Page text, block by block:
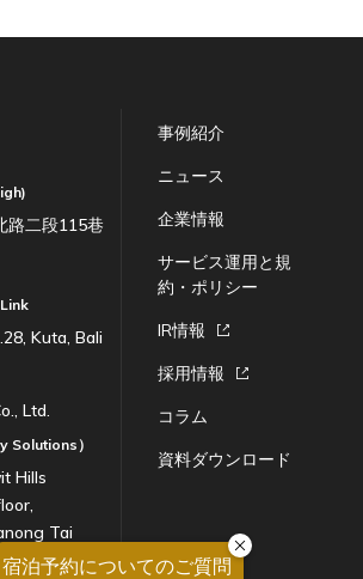
路二段115巷
Kuta, Bali
Ltd.
Solutions）
Hills
Tai
District,
事例紹介
ニュース
企業情報
サービス運用と規
約・ポリシー
IR情報
採用情報
コラム
資料ダウンロード